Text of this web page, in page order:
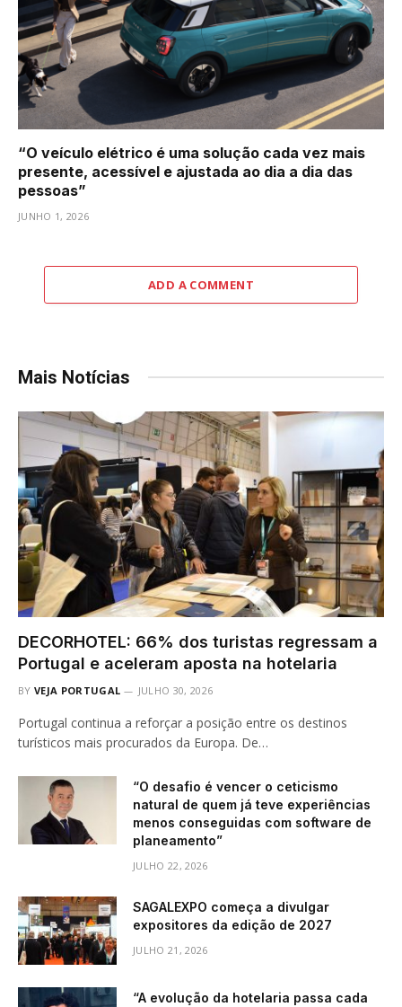
“O veículo elétrico é uma solução cada vez mais
presente, acessível e ajustada ao dia a dia das
pessoas”
JUNHO 1, 2026
ADD A COMMENT
Mais Notícias
DECORHOTEL: 66% dos turistas regressam a
Portugal e aceleram aposta na hotelaria
BY VEJA PORTUGAL JULHO 30, 2026
Portugal continua a reforçar a posição entre os destinos
turísticos mais procurados da Europa. De…
“O desafio é vencer o ceticismo
natural de quem já teve experiências
menos conseguidas com software de
planeamento”
JULHO 22, 2026
SAGALEXPO começa a divulgar
expositores da edição de 2027
JULHO 21, 2026
“A evolução da hotelaria passa cada